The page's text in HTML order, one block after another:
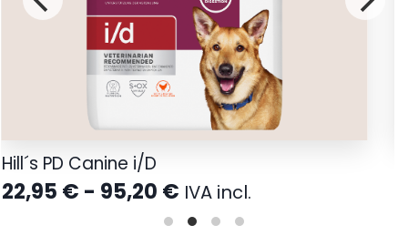
Hill´s PD Canine i/D
22,95 € - 95,20 €Rango
de
precios:
IVA incl.